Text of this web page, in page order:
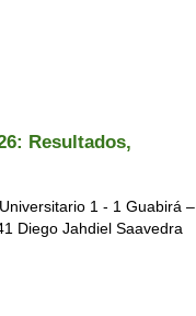
Resultados,
1 - 1 Guabirá –
Diego Jahdiel Saavedra